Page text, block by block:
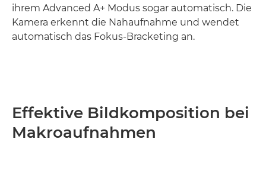
ihrem Advanced A+ Modus sogar automatisch. Die
Kamera erkennt die Nahaufnahme und wendet
automatisch das Fokus-Bracketing an.
Effektive Bildkomposition bei
Makroaufnahmen